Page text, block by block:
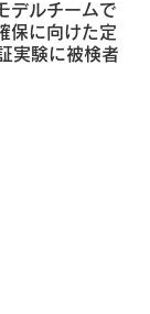
デルチームで
保に向けた定
実験に被検者